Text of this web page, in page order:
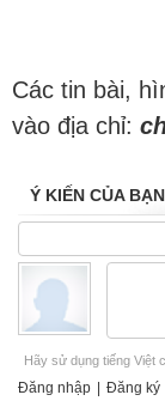
Các tin bài,
vào địa chỉ:
Ý KIẾN CỦA BẠN
Hãy sử dụng tiếng Việt
Đăng nhập Đăng ký